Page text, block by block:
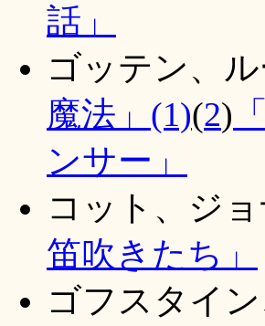
話」
ゴッテ ン、
魔法」(1)(2)
ンサー」
コット、ジ
笛吹きたち」
ゴフスタイ